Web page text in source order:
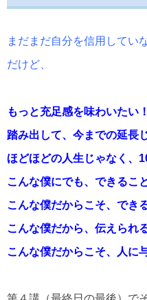
まだまだ自分を信用してい
だけど、
もっと充足感を味わいたい！
踏み出して、今までの延長
ほどほどの人生じゃなく、
こんな僕にでも、できるこ
こんな僕だからこそ、でき
こんな僕だから、伝えられ
こんな僕だからこそ、人に